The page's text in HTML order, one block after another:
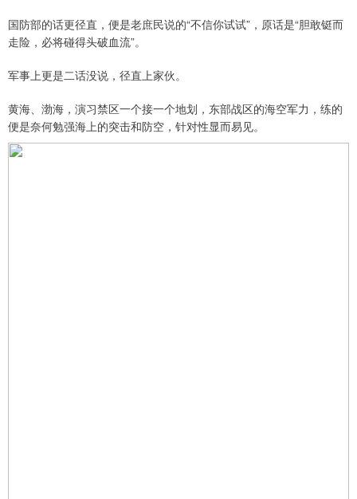
国防部的话更径直，便是老庶民说的“不信你试试”，原话是“胆敢铤而
走险，必将碰得头破血流”。
军事上更是二话没说，径直上家伙。
黄海、渤海，演习禁区一个接一个地划，东部战区的海空军力，练的
便是奈何勉强海上的突击和防空，针对性显而易见。